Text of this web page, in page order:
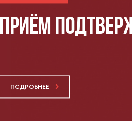
ПРИЁМ
ПОДРОБНЕЕ